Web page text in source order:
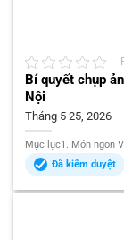
Bí quyết chụp
Nội
Tháng 5 25, 2026
Mục lục1. Món ngon
Đã kiểm duyệt